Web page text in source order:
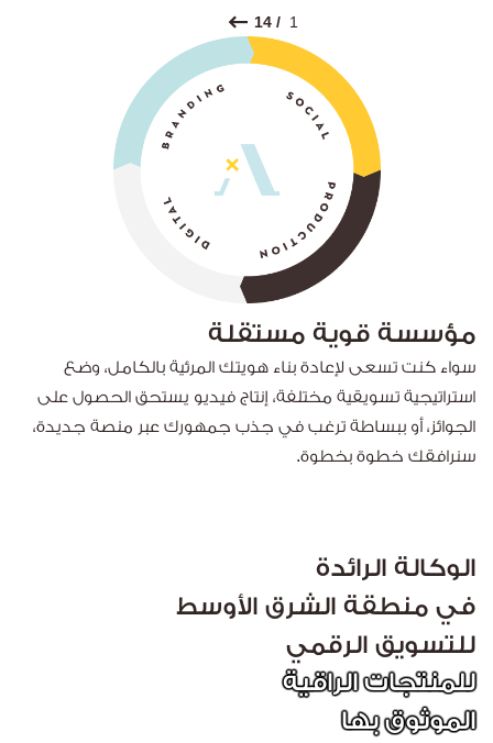
1
/ 14
مؤسسة قوية مستقلة
سواء كنت تسعى لإعادة بناء هويتك المرئية بالكامل، وضع
استراتيجية تسويقية مختلفة، إنتاج فيديو يستحق الحصول على
الجوائز، أو ببساطة ترغب في جذب جمهورك عبر منصة جديدة،
سنرافقك خطوة بخطوة.
الوكالة الرائدة
في منطقة الشرق الأوسط
للتسويق الرقمي
للمنتجات الراقية
الموثوق بها